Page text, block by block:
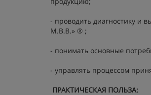
- проводить диагностику и
M.B.B.» ® ;
- понимать основные
- управлять процессом
ПРАКТИЧЕСКАЯ ПОЛЬЗА: